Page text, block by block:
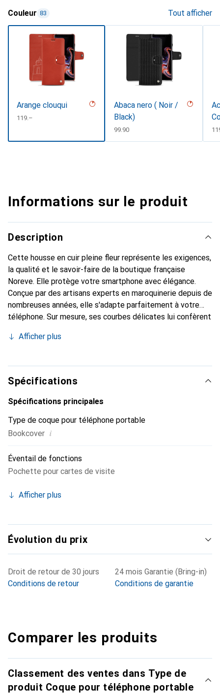
Couleur 83 Tout afficher
Arange clouqui
CHF
119.–
Abaca nero ( Noir /
Black)
CHF
99.90
Informations sur le produit
Description
Cette housse en cuir pleine fleur représente les exigences,
la qualité et le savoir-faire de la boutique française
Noreve. Elle protège votre smartphone avec élégance.
Conçue par des artisans experts en maroquinerie depuis de
nombreuses années, elle s'adapte parfaitement à votre
téléphone. Sur mesure, ses courbes délicates lui confèrent
et indispensable pour votre smartphone. Reconnaître à
marque Noreve est un choix sûr pour une clientèle
exigeante.
Afficher plus
Spécifications
Spécifications principales
Type de coque pour téléphone portable
Bookcover i
Éventail de fonctions
Pochette pour cartes de visite
Afficher plus
Évolution du prix
Droit de retour de 30 jours
Conditions de retour
24 mois Garantie (Bring-in)
Conditions de garantie
Comparer les produits
Classement des ventes dans Type de
produit Coque pour téléphone portable